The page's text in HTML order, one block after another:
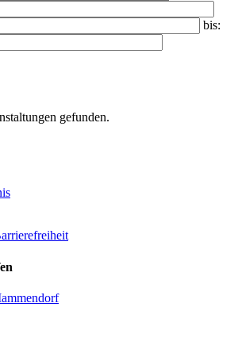
bis:
gefunden.